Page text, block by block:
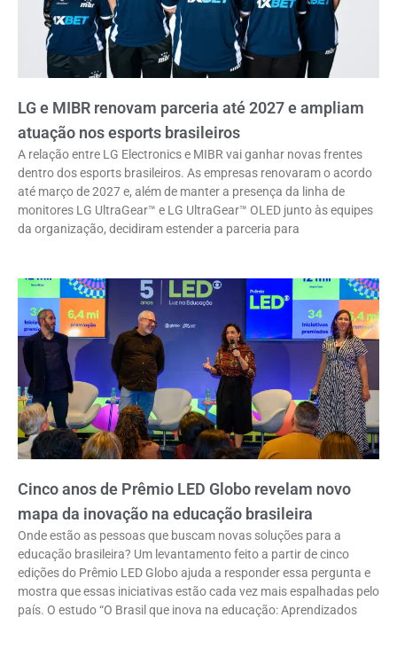
LG e MIBR renovam parceria até 2027 e ampliam
atuação nos esports brasileiros
A relação entre LG Electronics e MIBR vai ganhar novas frentes
dentro dos esports brasileiros. As empresas renovaram o acordo
até março de 2027 e, além de manter a presença da linha de
monitores LG UltraGear™ e LG UltraGear™ OLED junto às equipes
da organização, decidiram estender a parceria para
Cinco anos de Prêmio LED Globo revelam novo
mapa da inovação na educação brasileira
Onde estão as pessoas que buscam novas soluções para a
educação brasileira? Um levantamento feito a partir de cinco
edições do Prêmio LED Globo ajuda a responder essa pergunta e
mostra que essas iniciativas estão cada vez mais espalhadas pelo
país. O estudo “O Brasil que inova na educação: Aprendizados